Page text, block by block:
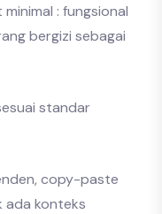
: fungsional
bergizi sebagai
standar
copy-paste
ada konteks